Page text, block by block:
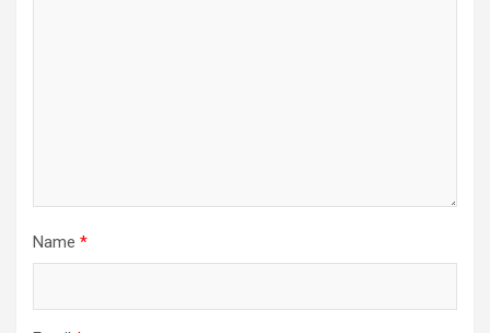
Name *